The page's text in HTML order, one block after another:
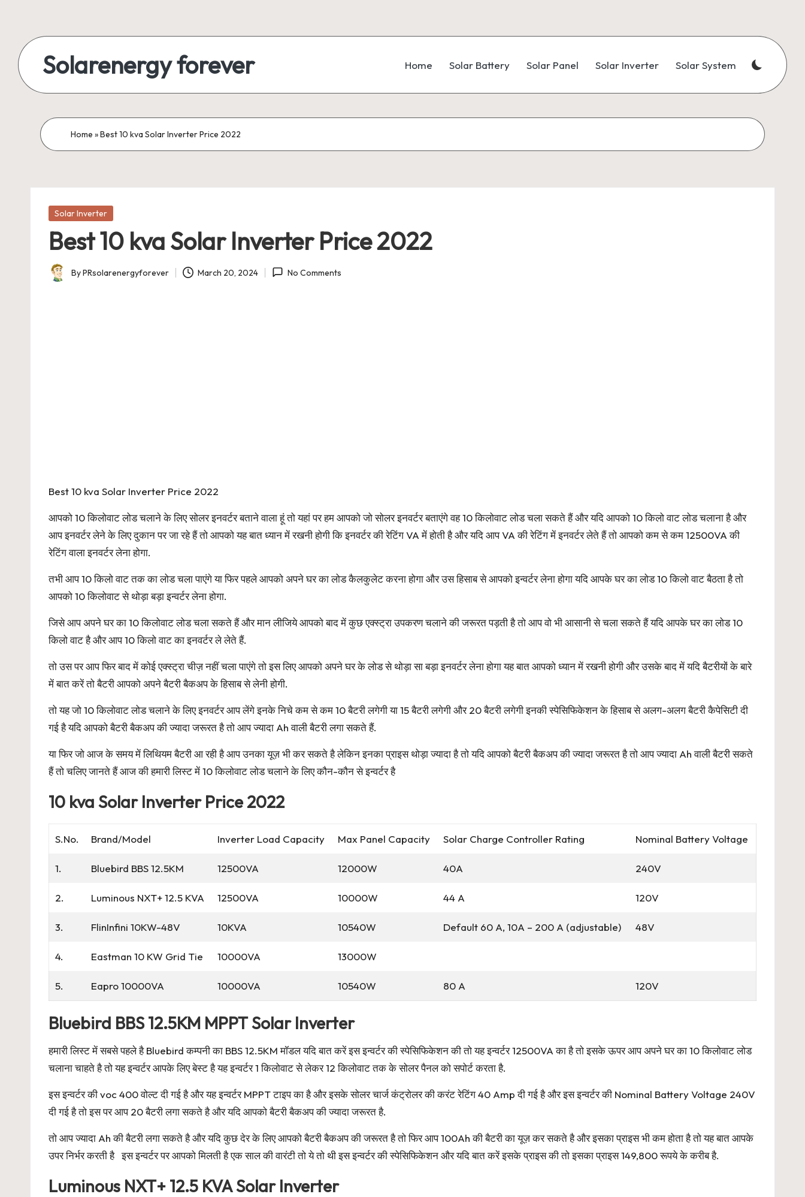
content
Solarenergy forever
बिजली
Home Solar Battery Solar Panel Solar Inverter Solar System
Home »Best 10 kva Solar Inverter Price 2022
Posted
Solar Inverter
Best 10 kva Solar Inverter Price 2022
Posted
ByPRsolarenergyforever March 20, 2024 No Comments
Best 10 kva Solar Inverter Price 2022
आपको 10 किलोवाट लोड चलाने के लिए सोलर इनवर्टर बताने वाला हूं तो यहां पर हम आपको जो सोलर इनवर्टर बताएंगे वह 10 किलोवाट लोड चला सकते हैं और यदि आपको 10 किलो वाट लोड चलाना है और
आप इनवर्टर लेने के लिए दुकान पर जा रहे हैं तो आपको यह बात ध्यान में रखनी होगी कि इनवर्टर की रेटिंग VA में होती है और यदि आप VA की रेटिंग में इनवर्टर लेते हैं तो आपको कम से कम 12500VA की
रेटिंग वाला इनवर्टर लेना होगा.
तभी आप 10 किलो वाट तक का लोड चला पाएंगे या फिर पहले आपको अपने घर का लोड कैलकुलेट करना होगा और उस हिसाब से आपको इन्वर्टर लेना होगा यदि आपके घर का लोड 10 किलो वाट बैठता है तो
आपको 10 किलोवाट से थोड़ा बड़ा इन्वर्टर लेना होगा.
जिसे आप अपने घर का 10 किलोवाट लोड चला सकते हैं और मान लीजिये आपको बाद में कुछ एक्स्ट्रा उपकरण चलाने की जरूरत पड़ती है तो आप वो भी आसानी से चला सकते हैं यदि आपके घर का लोड 10
किलो वाट है और आप 10 किलो वाट का इनवर्टर ले लेते हैं.
तो उस पर आप फिर बाद में कोई एक्स्ट्रा चीज़ नहीं चला पाएंगे तो इस लिए आपको अपने घर के लोड से थोड़ा सा बड़ा इनवर्टर लेना होगा यह बात आपको ध्यान में रखनी होगी और उसके बाद में यदि बैटरीयों के बारे
में बात करें तो बैटरी आपको अपने बैटरी बैकअप के हिसाब से लेनी होगी.
तो यह जो 10 किलोवाट लोड चलाने के लिए इनवर्टर आप लेंगे इनके निचे कम से कम 10 बैटरी लगेगी या 15 बैटरी लगेगी और 20 बैटरी लगेगी इनकी स्पेसिफिकेशन के हिसाब से अलग-अलग बैटरी कैपेसिटी दी
गई है यदि आपको बैटरी बैकअप की ज्यादा जरूरत है तो आप ज्यादा Ah वाली बैटरी लगा सकते हैं.
या फिर जो आज के समय में लिथियम बैटरी आ रही है आप उनका यूज़ भी कर सकते है लेकिन इनका प्राइस थोड़ा ज्यादा है तो यदि आपको बैटरी बैकअप की ज्यादा जरूरत है तो आप ज्यादा Ah वाली बैटरी सकते
हैं तो चलिए जानते हैं आज की हमारी लिस्ट में 10 किलोवाट लोड चलाने के लिए कौन-कौन से इन्वर्टर है
10 kva Solar Inverter Price 2022
S.No. Brand/Model Inverter Load Capacity Max Panel Capacity Solar Charge Controller Rating Nominal Battery Voltage
1. Bluebird BBS 12.5KM 12500VA 12000W 40A 240V
2. Luminous NXT+ 12.5 KVA 12500VA 10000W 44 A 120V
3. FlinInfini 10KW-48V 10KVA 10540W Default 60 A, 10A – 200 A (adjustable) 48V
4. Eastman 10 KW Grid Tie 10000VA 13000W
5. Eapro 10000VA 10000VA 10540W 80 A 120V
Bluebird BBS 12.5KM MPPT Solar Inverter
हमारी लिस्ट में सबसे पहले है Bluebird कम्पनी का BBS 12.5KM मॉडल यदि बात करें इस इन्वर्टर की स्पेसिफिकेशन की तो यह इन्वर्टर 12500VA का है तो इसके ऊपर आप अपने घर का 10 किलोवाट लोड
चलाना चाहते है तो यह इन्वर्टर आपके लिए बेस्ट है यह इन्वर्टर 1 किलोवाट से लेकर 12 किलोवाट तक के सोलर पैनल को सपोर्ट करता है.
इस इन्वर्टर की voc 400 वोल्ट दी गई है और यह इन्वर्टर MPPT टाइप का है और इसके सोलर चार्ज कंट्रोलर की करंट रेटिंग 40 Amp दी गई है और इस इन्वर्टर की Nominal Battery Voltage 240V
दी गई है तो इस पर आप 20 बैटरी लगा सकते है और यदि आपको बैटरी बैकअप की ज्यादा जरूरत है.
तो आप ज्यादा Ah की बैटरी लगा सकते है और यदि कुछ देर के लिए आपको बैटरी बैकअप की जरूरत है तो फिर आप 100Ah की बैटरी का यूज़ कर सकते है और इसका प्राइस भी कम होता है तो यह बात आपके
उपर निर्भर करती है इस इन्वर्टर पर आपको मिलती है एक साल की वारंटी तो ये तो थी इस इन्वर्टर की स्पेसिफिकेशन और यदि बात करें इसके प्राइस की तो इसका प्राइस 149,800 रूपये के करीब है.
Luminous NXT+ 12.5 KVA Solar Inverter